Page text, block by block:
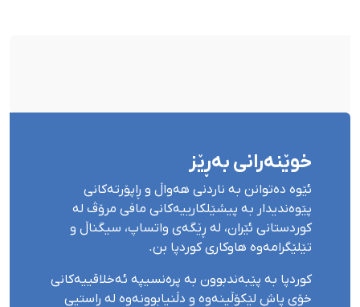
خوێنەرانی بەڕێز
ئێوە دەتوانن بە ناردنی هەواڵ و ڕاپۆرتەکانی
پێوەندیدار بە پیشێلکارییەکانی مافی مرۆڤ لە
کوردستانی ئێران، لە ڕێگەی واتساپ، سیگناڵ و
تێلێگرامەوە هاوکاری کوردپا بن.
کوردپا بە پێبەندبوون بە پرەنسیپە ئەخلاقییەکانی
خۆی پاش لێکۆڵینەوە و دڵنیابوونەوە لە ڕاستیی